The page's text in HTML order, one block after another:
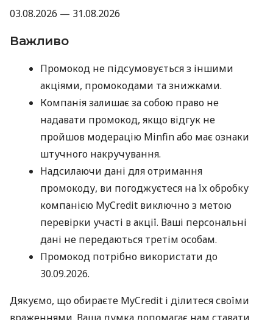
03.08.2026 — 31.08.2026
Важливо
Промокод не підсумовується з іншими
акціями, промокодами та знижками.
Компанія залишає за собою право не
надавати промокод, якщо відгук не
пройшов модерацію Minfin або має ознаки
штучного накручування.
Надсилаючи дані для отримання
промокоду, ви погоджуєтеся на їх обробку
компанією MyCredit виключно з метою
перевірки участі в акції. Ваші персональні
дані не передаються третім особам.
Промокод потрібно використати до
30.09.2026.
Дякуємо, що обираєте MyCredit і ділитеся своїми
враженнями. Ваша думка допомагає нам ставати